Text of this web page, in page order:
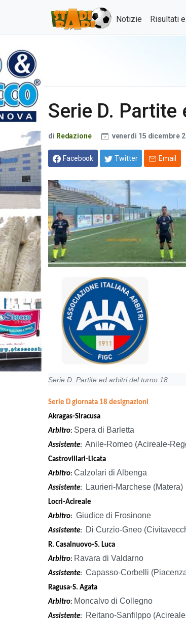
Notizie Risultati
Serie D.
di Redazione venerdì 15 dicembre
Facebook Twitter Email
Serie D. Partite ed arbitri del turno 18
Serie D giornata 18 designazioni
Akragas-Siracusa
Arbitro: Spera di Barletta
Assistente: Anile-Romeo (Acireale-
Castrovillari-Licata
Arbitro: Calzolari di Albenga
Assistente: Laurieri-Marchese (Matera)
Locri-Acireale
Arbitro: Giudice di Frosinone
Assistente: Di Curzio-Gneo
R. Casalnuovo-S. Luca
Arbitro: Ravara di Valdarno
Assistente: Capasso-Corbelli
Ragusa-S. Agata
Arbitro: Moncalvo di Collegno
Assistente: Reitano-Sanfilppo